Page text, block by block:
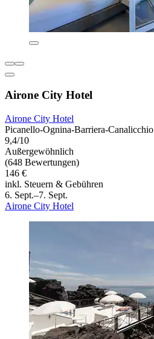
Airone City Hotel
Airone City Hotel
Picanello-Ognina-Barriera-Canalicchio
9,4/10
Außergewöhnlich
(648 Bewertungen)
146 €
inkl. Steuern & Gebühren
6. Sept.–7. Sept.
Airone City Hotel